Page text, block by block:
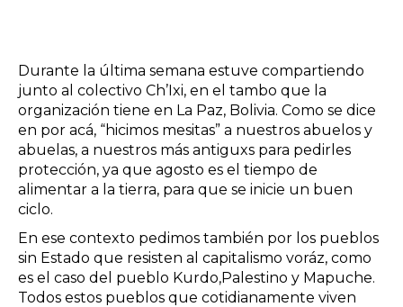
Durante la última semana estuve compartiendo
junto al colectivo Ch’Ixi, en el tambo que la
organización tiene en La Paz, Bolivia. Como se dice
en por acá, “hicimos mesitas” a nuestros abuelos y
abuelas, a nuestros más antiguxs para pedirles
protección, ya que agosto es el tiempo de
alimentar a la tierra, para que se inicie un buen
ciclo.
En ese contexto pedimos también por los pueblos
sin Estado que resisten al capitalismo voráz, como
es el caso del pueblo Kurdo,Palestino y Mapuche.
Todos estos pueblos que cotidianamente viven